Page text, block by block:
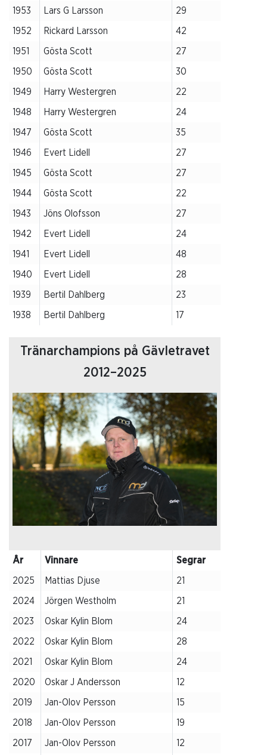
1953 Lars G Larsson 29
1952 Rickard Larsson 42
1951 Gösta Scott 27
1950 Gösta Scott 30
1949 Harry Westergren 22
1948 Harry Westergren 24
1947 Gösta Scott 35
1946 Evert Lidell 27
1945 Gösta Scott 27
1944 Gösta Scott 22
1943 Jöns Olofsson 27
1942 Evert Lidell 24
1941 Evert Lidell 48
1940 Evert Lidell 28
1939 Bertil Dahlberg 23
1938 Bertil Dahlberg 17
Tränarchampions på Gävletravet
2012–2025
År Vinnare Segrar
2025 Mattias Djuse 21
2024 Jörgen Westholm 21
2023 Oskar Kylin Blom 24
2022 Oskar Kylin Blom 28
2021 Oskar Kylin Blom 24
2020 Oskar J Andersson 12
2019 Jan-Olov Persson 15
2018 Jan-Olov Persson 19
2017 Jan-Olov Persson 12